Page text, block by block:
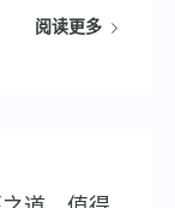
阅读更多